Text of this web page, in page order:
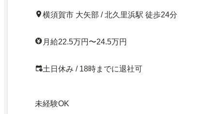
横須賀市 大矢部 / 北久里浜駅 徒歩24分
月給22.5万円〜24.5万円
土日休み / 18時までに退社可
未経験OK